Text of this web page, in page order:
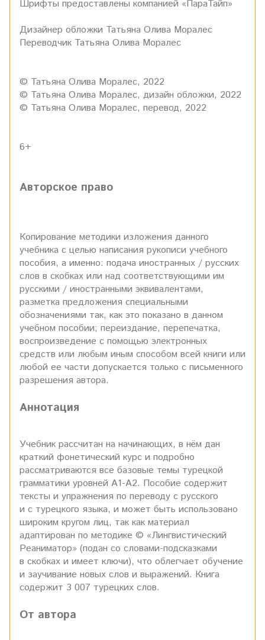
Шрифты предоставлены компанией «ПараТайп»
Дизайнер обложки Татьяна Олива Моралес
Переводчик Татьяна Олива Моралес
© Татьяна Олива Моралес, 2022
© Татьяна Олива Моралес, дизайн обложки, 2022
© Татьяна Олива Моралес, перевод, 2022
6+
Авторское право
Копирование методики изложения данного
учебника с целью написания рукописи учебного
пособия, а именно: подача иностранных / русских
слов в скобках или над соответствующими им
русскими / иностранными эквивалентами,
разметка предложения специальными
обозначениями так, как это показано в данном
учебном пособии; переиздание, перепечатка,
воспроизведение с помощью электронных
средств или любым иным способом всей книги или
любой ее части допускается только с письменного
разрешения автора.
Аннотация
Учебник рассчитан на начинающих, в нём дан
краткий фонетический курс и подробно
рассматриваются все базовые темы турецкой
грамматики уровней А1-А2. Пособие содержит
тексты и упражнения по переводу с русского
и с турецкого языка, и может быть использовано
широким кругом лиц, так как материал
адаптирован по методике © «Лингвистический
Реаниматор» (подан со словами-подсказками
в скобках и имеет ключи), что облегчает обучение
и заучивание новых слов и выражений. Книга
содержит 3 007 турецких слов.
От автора